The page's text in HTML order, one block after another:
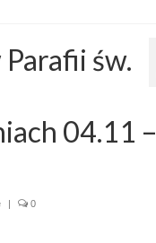
św.
04.11 –
| 0